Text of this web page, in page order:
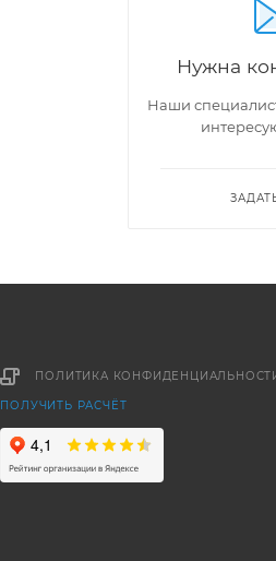
Нужна
Наши
ПОЛИТИКА
ПОЛУЧИТЬ РАСЧЁТ